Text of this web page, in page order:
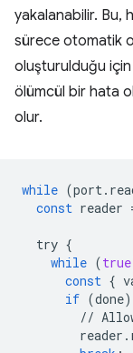
yakalanabilir. Bu,
sürece otomatik
oluşturulduğu için
ölümcül bir hata
olur.
while (port.
const reader
try {
while (true
const {
if (done)
//
reader .